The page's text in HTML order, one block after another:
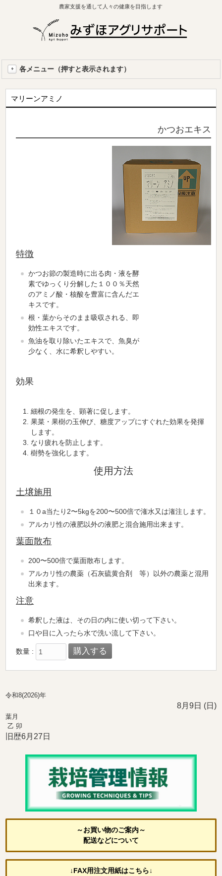
農家支援を通して人々の健康を目指します
各メニュー（押すと表示されます）
マリーンアミノ
かつおエキス
特徴
かつお節の製造時に出る肉・液を酵
素でゆっくり分解した１００％天然
のアミノ酸・核酸を豊富に含んだエ
キスです。
根・葉からそのまま吸収される、即
効性エキスです。
魚油を取り除いたエキスで、魚臭が
少なく、水に希釈しやすい。
効果
細根の発生を、顕著に促します。
果菜・果樹の玉伸び、糖度アップにすぐれた効果を発揮
します。
なり疲れを防止します。
樹勢を強化します。
使用方法
土壌施用
１０a当たり2〜5kgを200〜500倍で潅水又は潅注します。
アルカリ性の液肥以外の液肥と混合施用出来ます。
葉面散布
200〜500倍で葉面散布します。
アルカリ性の農薬（石灰硫黄合剤 等）以外の農薬と混用
出来ます。
注意
希釈した液は、その日の内に使い切って下さい。
口や目に入ったら水で洗い流して下さい。
数量 :
令和8(2026)年
8月9日 (日)
葉月
乙 卯
旧歴6月27日
～お買い物のご案内～
配送などについて
↓FAX用注文用紙はこちら↓